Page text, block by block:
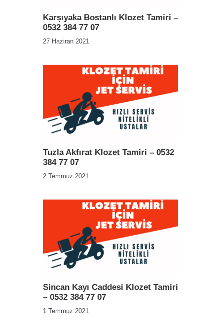
Karşıyaka Bostanlı Klozet Tamiri –
0532 384 77 07
27 Haziran 2021
Tuzla Akfırat Klozet Tamiri – 0532
384 77 07
2 Temmuz 2021
Sincan Kayı Caddesi Klozet Tamiri
– 0532 384 77 07
1 Temmuz 2021